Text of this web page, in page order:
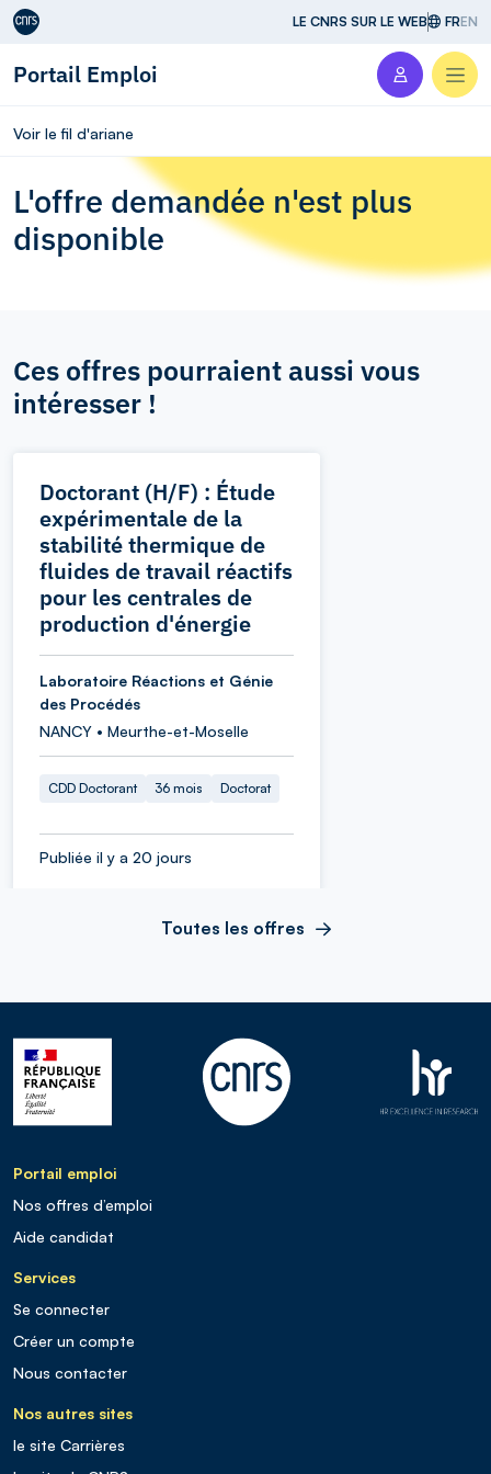
Aller au contenu LE CNRS SUR LE WEB FREN
Portail Emploi
Voir le fil d'ariane
L'offre demandée n'est plus
disponible
Ces offres pourraient aussi vous
intéresser !
Doctorant (H/F) : Étude
expérimentale de la
stabilité thermique de
fluides de travail réactifs
pour les centrales de
production d'énergie
Laboratoire Réactions et Génie
des Procédés
NANCY • Meurthe-et-Moselle
CDD Doctorant 36 mois Doctorat
Publiée il y a 20 jours
Toutes les offres
Portail emploi
Nos offres d’emploi
Aide candidat
Services
Se connecter
Créer un compte
Nous contacter
Nos autres sites
le site Carrières